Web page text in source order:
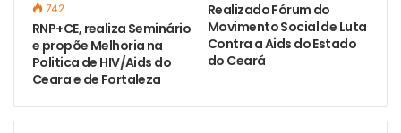
742
RNP+CE, realiza Seminário
e propõe Melhoria na
Politica de HIV/Aids do
Ceara e de Fortaleza
Realizado Fórum do
Movimento Social de Luta
Contra a Aids do Estado
do Ceará